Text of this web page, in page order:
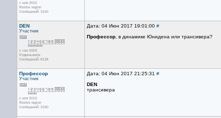
с ноя 2010
Rostov region
Сообщений: 3160
DEN
Участник
с сен 2003
Родина-мать
Сообщений: 8128
Дата: 04 Июн 2017 19:01:00 #
Профессор , в динамике Юнидена или трансивера?
Профессор
Участник
с ноя 2010
Rostov region
Сообщений: 3160
Дата: 04 Июн 2017 21:25:31 #
DEN
трансивера